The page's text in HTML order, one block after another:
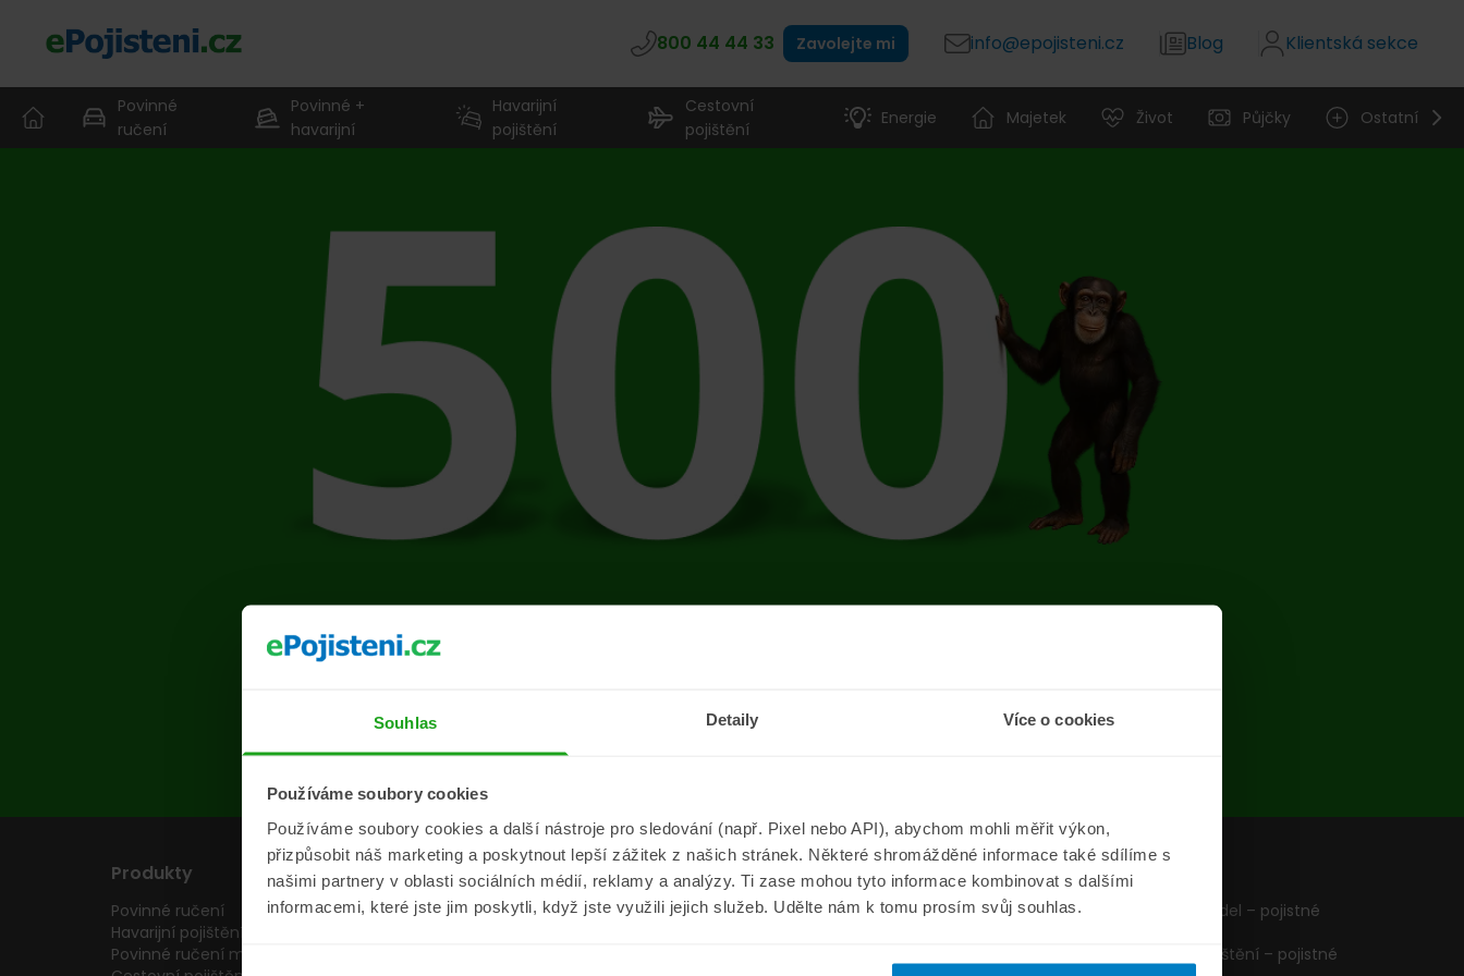
Souhlas Detaily Více o cookies
Používáme soubory cookies
Používáme soubory cookies a další nástroje pro sledování (např. Pixel nebo API), abychom mohli měřit výkon,
přizpůsobit náš marketing a poskytnout lepší zážitek z našich stránek. Některé shromážděné informace také sdílíme s
našimi partnery v oblasti sociálních médií, reklamy a analýzy. Ti zase mohou tyto informace kombinovat s dalšími
informacemi, které jste jim poskytli, když jste využili jejich služeb. Udělte nám k tomu prosím svůj souhlas.
800 44 44 33 Zavolejte mi info@epojisteni.cz Blog Klientská sekce
Povinné
ručení
Povinné +
havarijní
Havarijní
pojištění
Cestovní
pojištění
Energie Majetek Život Půjčky Ostatní
Na stránce se vyskytla chyba
Přejít na úvodní stránku
Produkty
Povinné ručení
Havarijní pojištění
Povinné ručení motocyklu
Pojišťovny
Pojišťovny
Informace
Aktuality
ePojisteni.cz
O nás
Formuláře
Pojištění vozidel – pojistné
Cestovní pojištění – pojistné